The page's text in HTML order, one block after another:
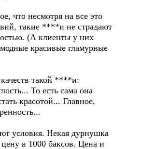
что несмотря на все это
такие ****и не страдают
(А клиенты у них
красивые гламурные
такой ****и:
То есть сама она
красотой... Главное,
условия. Некая дурнушка
в 1000 баксов. Цена и